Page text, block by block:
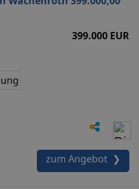
399.000 EUR
zum Angebot ❯